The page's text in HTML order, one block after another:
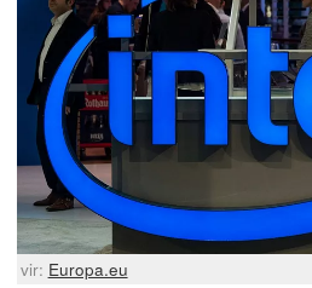
vir: Europa.eu